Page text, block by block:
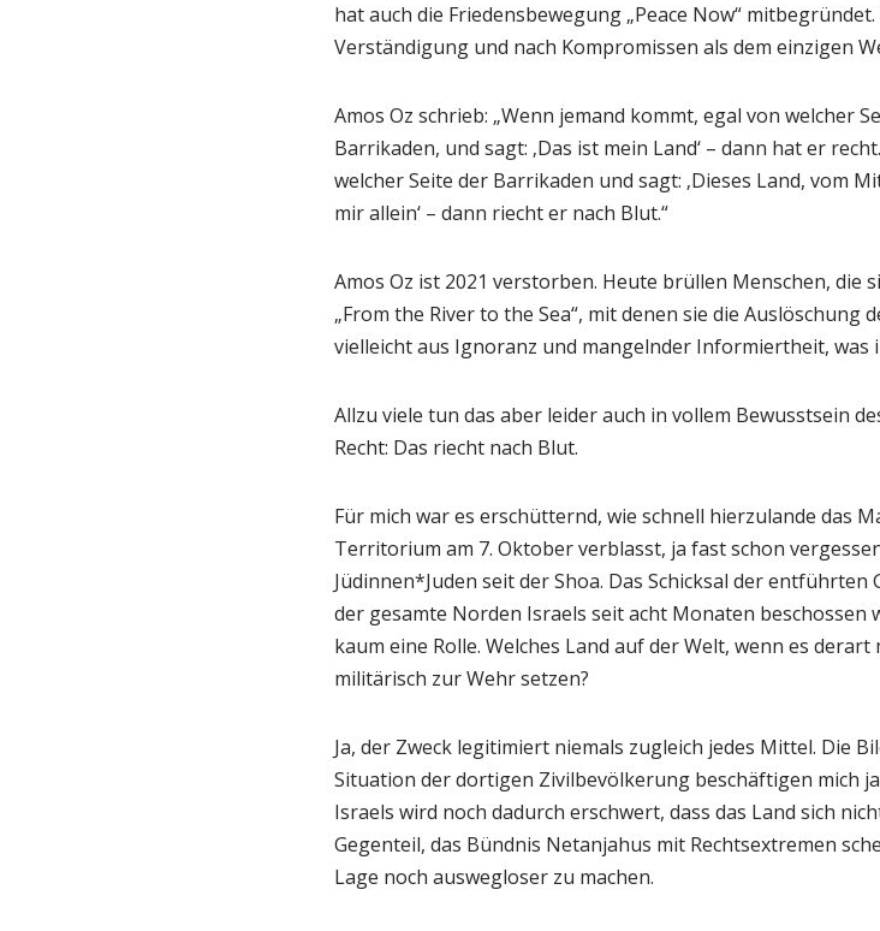
hat auch die Friedensbewegung „Peace Now“
Verständigung und nach Kompromissen als dem einzigen
Amos Oz schrieb: „Wenn jemand kommt, egal von welcher
Barrikaden, und sagt: ‚Das ist mein Land‘ – dann hat er
welcher Seite der Barrikaden und sagt: ‚Dieses Land, vom
mir allein‘ – dann riecht er nach Blut.“
Amos Oz ist 2021 verstorben. Heute brüllen Menschen, die
„From the River to the Sea“, mit denen sie die Auslöschung
vielleicht aus Ignoranz und mangelnder Informiertheit, was
Allzu viele tun das aber leider auch in vollem Bewusstsein
Recht: Das riecht nach Blut.
Für mich war es erschütternd, wie schnell hierzulande das
Territorium am 7. Oktober verblasst, ja fast schon
Jüdinnen*Juden seit der Shoa. Das Schicksal der
der gesamte Norden Israels seit acht Monaten
kaum eine Rolle. Welches Land auf der Welt, wenn es
militärisch zur Wehr setzen?
Ja, der Zweck legitimiert niemals zugleich jedes Mittel. Die
Situation der dortigen Zivilbevölkerung beschäftigen mich
Israels wird noch dadurch erschwert, dass das Land sich
Gegenteil, das Bündnis Netanjahus mit Rechtsextremen
Lage noch auswegloser zu machen.